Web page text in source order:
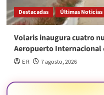
Destacadas Últimas Noticias
Volaris inaugura cuatro
Aeropuerto Internacional
E R 7 agosto, 2026